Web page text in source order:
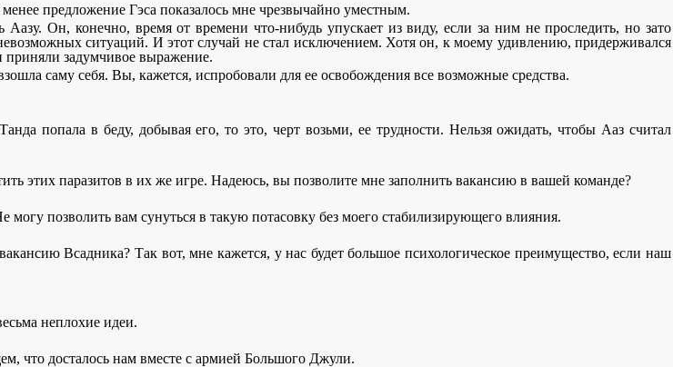
предложение Гэса показалось мне чрезвычайно уместным.
Он, конечно, время от времени что-нибудь упускает из виду, если за ним не проследить, но зато
ситуаций. И этот случай не стал исключением. Хотя он, к моему удивлению, придерживался
приняли задумчивое выражение.
саму себя. Вы, кажется, испробовали для ее освобождения все возможные средства.
попала в беду, добывая его, то это, черт возьми, ее трудности. Нельзя ожидать, чтобы Ааз считал
этих паразитов в их же игре. Надеюсь, вы позволите мне заполнить вакансию в вашей команде?
позволить вам сунуться в такую потасовку без моего стабилизирующего влияния.
Всадника? Так вот, мне кажется, у нас будет большое психологическое преимущество, если наш
неплохие идеи.
что досталось нам вместе с армией Большого Джули.